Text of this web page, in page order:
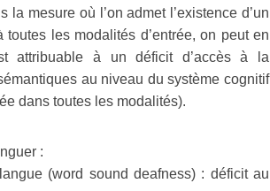
mesure où l’on admet l’existence d’un
les modalités d’entrée, on peut en
attribuable à un déficit d’accès à la
au niveau du système cognitif
dans toutes les modalités).
:
(word sound deafness) : déficit au